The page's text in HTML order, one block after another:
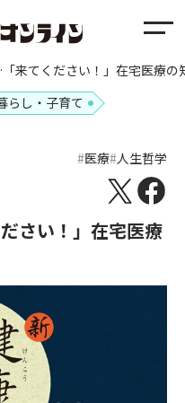
メ
ニ
ュ
来てください！」在宅医療の
らし・子育て
医療 人生哲学
さい！」在宅医療